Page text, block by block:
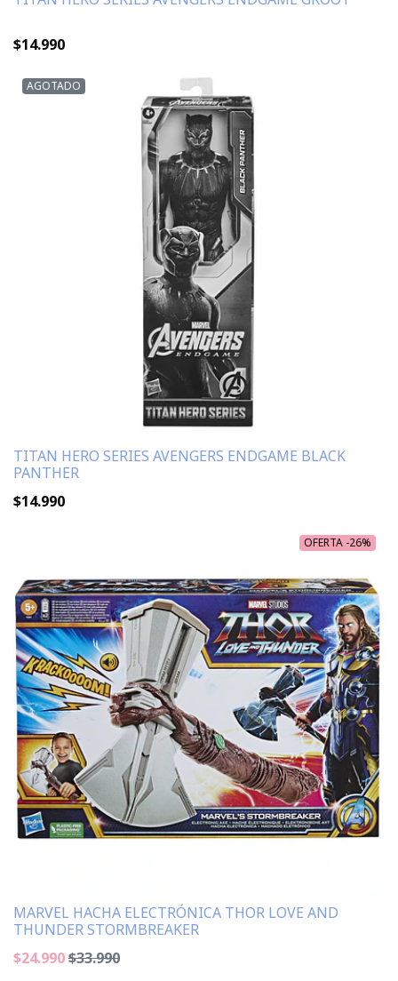
$14.990
AGOTADO
TITAN HERO SERIES AVENGERS ENDGAME BLACK
PANTHER
$14.990
OFERTA -26%
MARVEL HACHA ELECTRÓNICA THOR LOVE AND
THUNDER STORMBREAKER
$24.990$33.990